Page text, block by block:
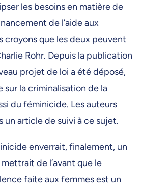
les besoins en matière de
de l’aide aux
croyons que les deux peuvent
Rohr. Depuis la publication
projet de loi a été déposé,
la criminalisation de la
du féminicide. Les auteurs
un article de suivi à ce sujet.
enverrait, finalement, un
de l’avant que le
faite aux femmes est un